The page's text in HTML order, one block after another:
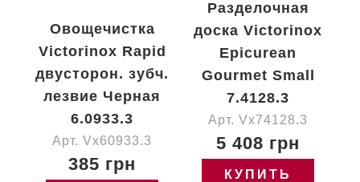
Овощечистка
Victorinox Rapid
двусторон. зубч.
лезвие Черная
6.0933.3
Арт. Vx60933.3
385 грн
Разделочная
доска Victorinox
Epicurean
Gourmet Small
7.4128.3
Арт. Vx74128.3
5 408 грн
КУПИТЬ